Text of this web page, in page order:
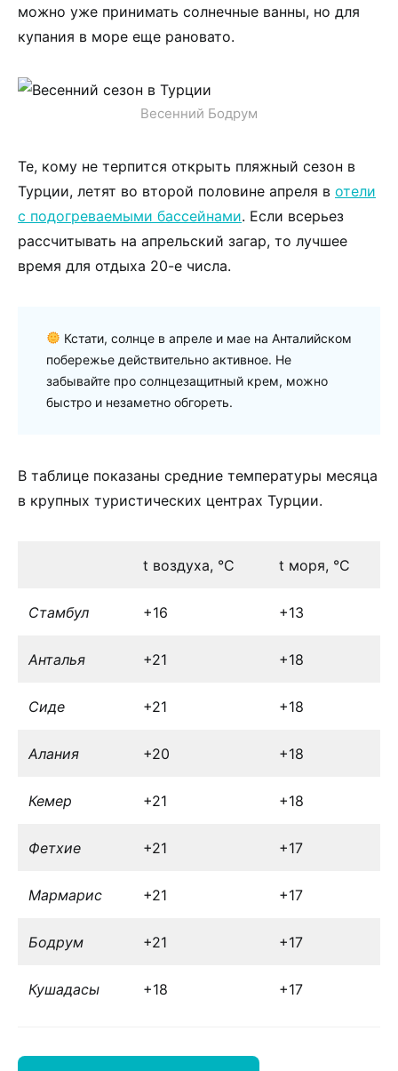
можно уже принимать солнечные ванны, но для
купания в море еще рановато.
Весенний Бодрум
Те, кому не терпится открыть пляжный сезон в
Турции, летят во второй половине апреля в отели
с подогреваемыми бассейнами. Если всерьез
рассчитывать на апрельский загар, то лучшее
время для отдыха 20-е числа.
Кстати, солнце в апреле и мае на Анталийском
побережье действительно активное. Не
забывайте про солнцезащитный крем, можно
быстро и незаметно обгореть.
В таблице показаны средние температуры месяца
в крупных туристических центрах Турции.
t воздуха, °С t моря, °С
Стамбул +16 +13
Анталья +21 +18
Сиде +21 +18
Алания +20 +18
Кемер +21 +18
Фетхие +21 +17
Мармарис +21 +17
Бодрум +21 +17
Кушадасы +18 +17